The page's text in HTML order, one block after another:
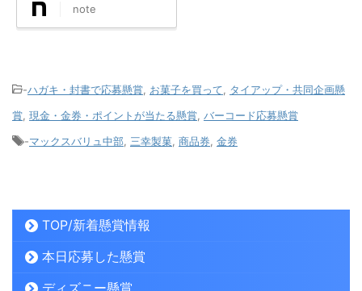
note
-ハガキ・封書で応募懸賞 お菓子を買って
タイアップ・共同企画懸
賞 現金・金券・ポイントが当たる懸賞 バーコード応募懸賞
-マックスバリュ中部 三幸製菓 商品券 金券
TOP/新着懸賞情報
本日応募した懸賞
ディズニー懸賞